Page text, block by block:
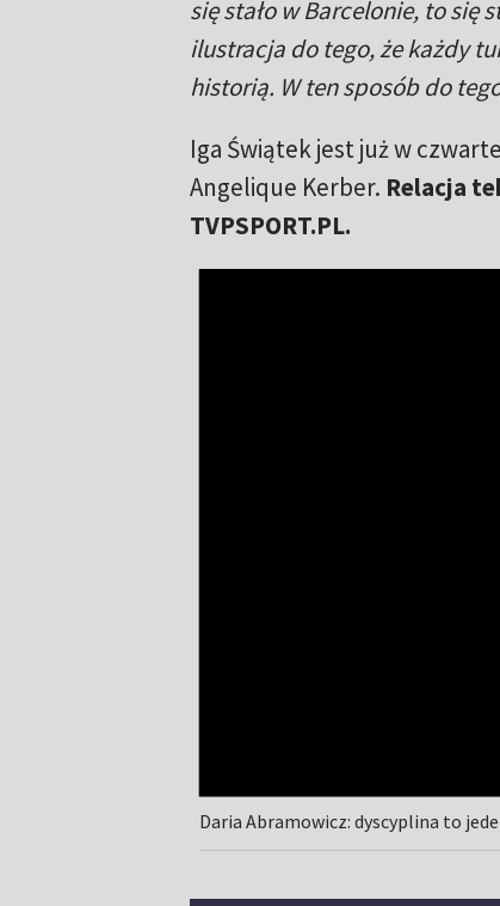
się stało w Barcelonie, to się
ilustracja do tego, że każdy
historią. W ten sposób do
Iga Świątek jest już w
Angelique Kerber. Relacja
TVPSPORT.PL.
Daria Abramowicz: dyscyplina to